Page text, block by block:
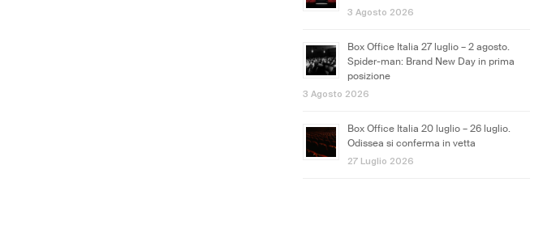
3 Agosto 2026
Box Office Italia 27 luglio – 2 agosto.
Spider-man: Brand New Day in prima
posizione
3 Agosto 2026
Box Office Italia 20 luglio – 26 luglio.
Odissea si conferma in vetta
27 Luglio 2026